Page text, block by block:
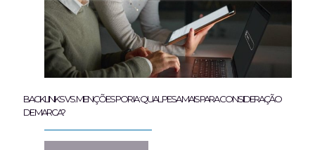
BACKLINKS VS. MENÇÕES POR IA: QUAL PESA MAIS PARA CONSIDERAÇÃO
DE MARCA?